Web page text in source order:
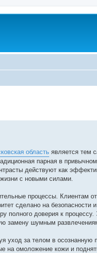
область является тем
парная в
действуют как
с новыми силами.
процессы. Клиентам
сделано на безопасности
полного доверия к процессу.
замену шумным
уход за телом в осознанную
на омоложение кожи и